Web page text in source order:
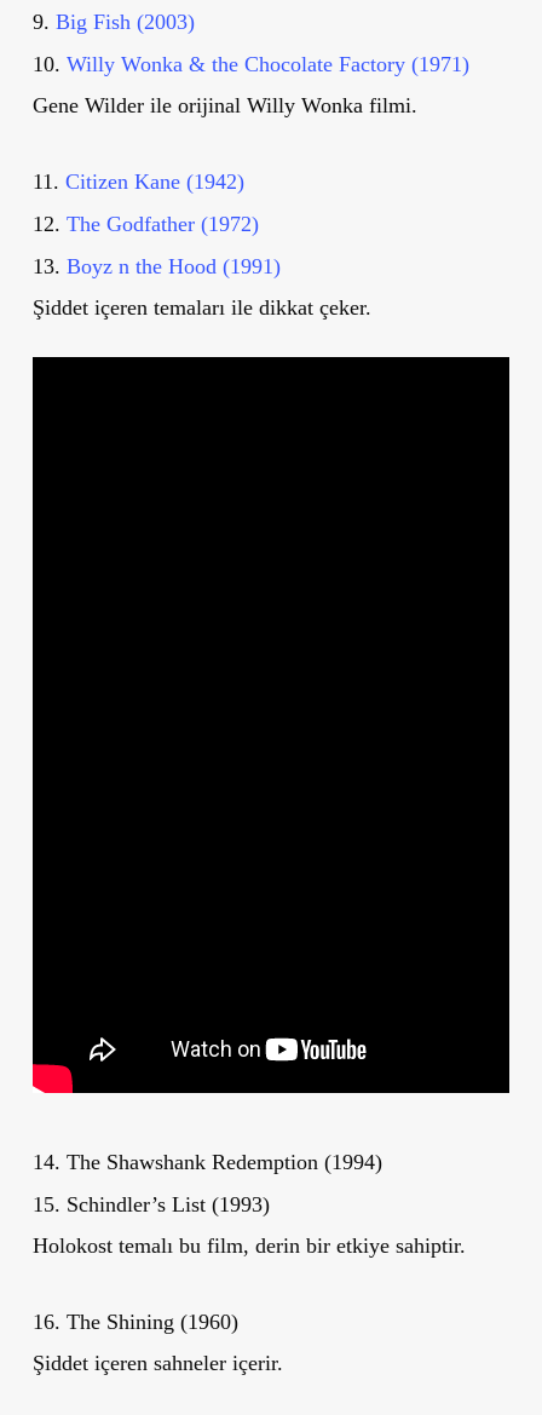
9. Big Fish (2003)
10. Willy Wonka & the Chocolate Factory (1971)
Gene Wilder ile orijinal Willy Wonka filmi.
11. Citizen Kane (1942)
12. The Godfather (1972)
13. Boyz n the Hood (1991)
Şiddet içeren temaları ile dikkat çeker.
14. The Shawshank Redemption (1994)
15. Schindler’s List (1993)
Holokost temalı bu film, derin bir etkiye sahiptir.
16. The Shining (1960)
Şiddet içeren sahneler içerir.